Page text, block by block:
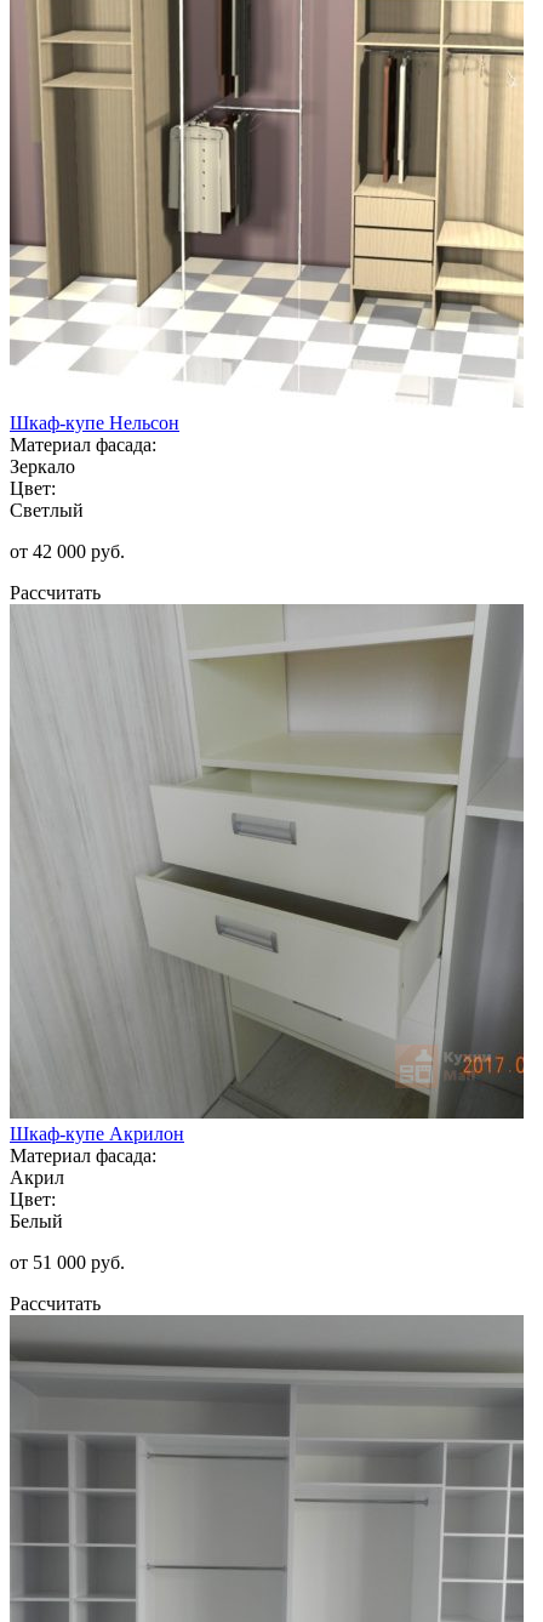
Шкаф-купе Нельсон
Материал фасада:
Зеркало
Цвет:
Светлый
от 42 000 руб.
Рассчитать
Шкаф-купе Акрилон
Материал фасада:
Акрил
Цвет:
Белый
от 51 000 руб.
Рассчитать